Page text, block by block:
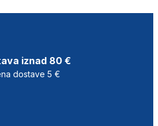
iznad 80 €
dostave 5 €